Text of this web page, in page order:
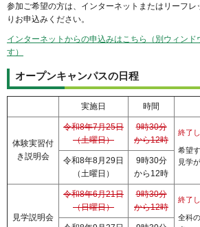
参加ご希望の方は、インターネットまたはリーフレ
りお申込みください。
インターネットからの申込みはこちら（別ウィンド
す）
オープンキャンパスの日程
実施日 時間
体験実習付
き説明会
令和8年7月25日
（土曜日）
9時30分
から12時
終了
希望
見学
令和8年8月29日
（土曜日）
9時30分
から12時
見学説明会
令和8年6月21日
（日曜日）
9時30分
から12時
終了
全科